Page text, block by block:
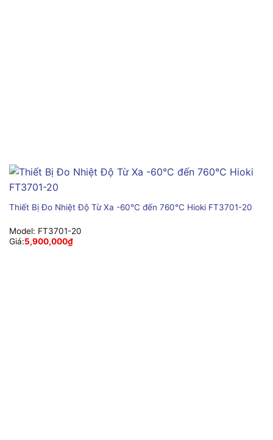
Thiết Bị Đo Nhiệt Độ Từ Xa -60°C đến 760°C Hioki FT3701-20
Model: FT3701-20
Giá:5,900,000₫